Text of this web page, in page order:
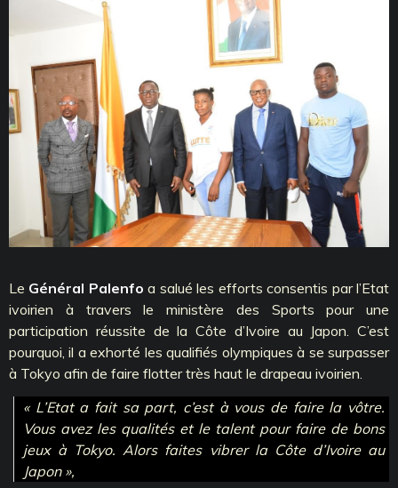
Le Général Palenfo a salué les efforts consentis par l’Etat
ivoirien à travers le ministère des Sports pour une
participation réussite de la Côte d’Ivoire au Japon. C’est
pourquoi, il a exhorté les qualifiés olympiques à se surpasser
à Tokyo afin de faire flotter très haut le drapeau ivoirien.
« L’Etat a fait sa part, c’est à vous de faire la vôtre.
Vous avez les qualités et le talent pour faire de bons
jeux à Tokyo. Alors faites vibrer la Côte d’Ivoire au
Japon »,